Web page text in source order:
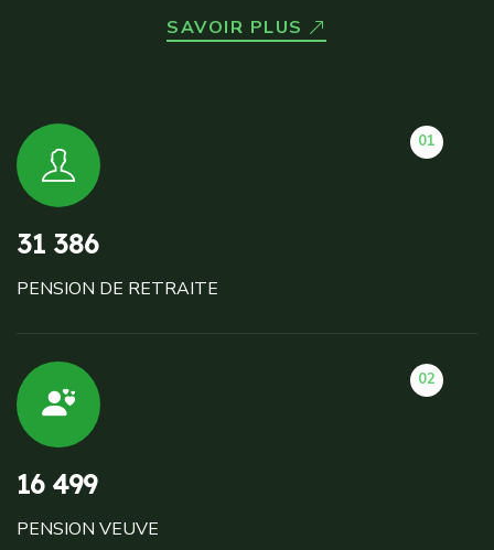
SAVOIR PLUS
01
31 386
PENSION DE RETRAITE
02
16 499
PENSION VEUVE